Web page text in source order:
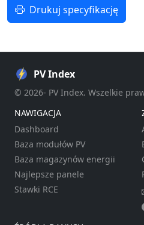
Drukuj specyfikację
PV Index
© 2026- PV Index. Wszelkie
NAWIGACJA
Dashboard
Baza modułów PV
Baza magazynów energii
Najlepsze panele
Stawki RCE